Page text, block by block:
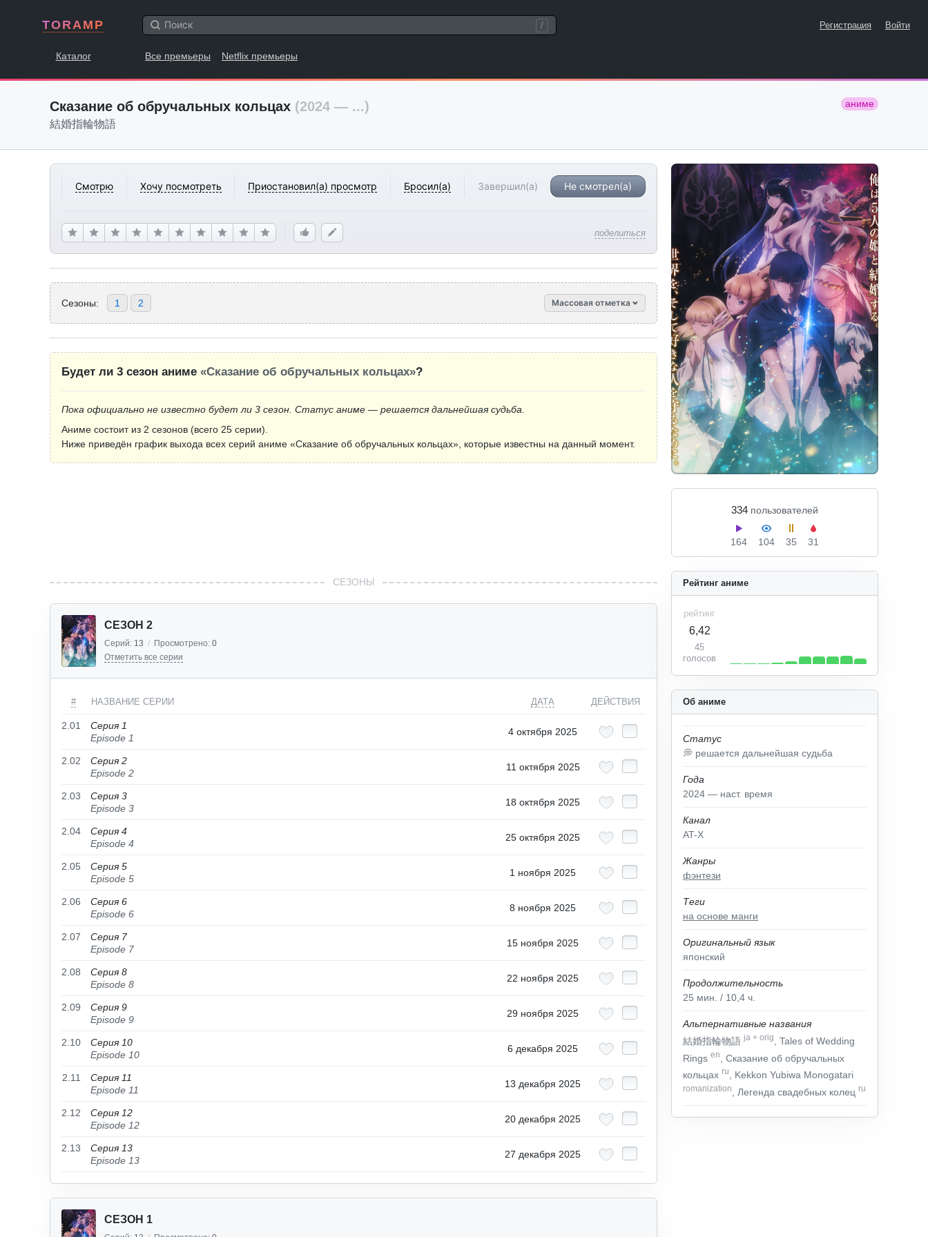
TORAMP / Регистрация Войти
Каталог Все премьеры Netflix премьеры
Сказание об обручальных кольцах (2024 — ...) аниме
結婚指輪物語
Смотрю Хочу посмотреть Приостановил(а) просмотр Бросил(а) Завершил(а) Не смотрел(а)
поделиться
334 пользователей
164 104 35 31
Сезоны: 1 2 Массовая отметка
Об аниме
Статус
💭 решается дальнейшая судьба
Года
2024 — наст. время
Канал
AT-X
Жанры
фэнтези
Теги
на основе манги
Оригинальный язык
японский
Продолжительность
25 мин. / 10,4 ч.
Альтернативные названия
結婚指輪物語ja + orig
, Tales of Wedding
Rings en
, Сказание об обручальных
кольцах ru , Kekkon Yubiwa Monogatari
romanization , Легенда свадебных колец ru
Рейтинг аниме
рейтинг
6,42
45
голосов
Будет ли 3 сезон аниме «Сказание об обручальных кольцах»?
Пока официально не известно будет ли 3 сезон. Статус аниме — решается дальнейшая судьба.
Аниме состоит из 2 сезонов (всего 25 серии).
Ниже приведён график выхода всех серий аниме «Сказание об обручальных кольцах», которые известны на данный момент.
СЕЗОНЫ
СЕЗОН 2
Серий: 13 / Просмотрено: 0
Отметить все серии
# НАЗВАНИЕ СЕРИИ ДАТА ДЕЙСТВИЯ
2.01
Серия 1
Episode 1
4 октября 2025
2.02
Серия 2
Episode 2
11 октября 2025
2.03
Серия 3
Episode 3
18 октября 2025
2.04
Серия 4
Episode 4
25 октября 2025
2.05
Серия 5
Episode 5
1 ноября 2025
2.06
Серия 6
Episode 6
8 ноября 2025
2.07
Серия 7
Episode 7
15 ноября 2025
2.08
Серия 8
Episode 8
22 ноября 2025
2.09
Серия 9
Episode 9
29 ноября 2025
2.10
Серия 10
Episode 10
6 декабря 2025
2.11
Серия 11
Episode 11
13 декабря 2025
2.12
Серия 12
Episode 12
20 декабря 2025
2.13
Серия 13
Episode 13
27 декабря 2025
СЕЗОН 1